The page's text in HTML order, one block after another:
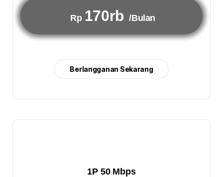
Rp 170rb /Bulan
Berlangganan Sekarang
1P 50 Mbps